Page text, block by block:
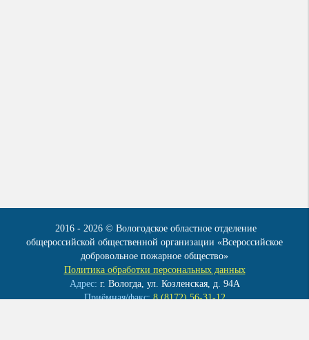
2016 - 2026 © Вологодское областное отделение
общероссийской общественной организации «Всероссийское
добровольное пожарное общество»
Политика обработки персональных данных
Адрес: г. Вологда, ул. Козленская, д. 94А
Приёмная/факс:8 (8172) 56-31-12